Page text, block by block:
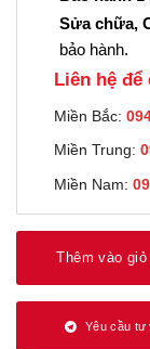
Sửa chữa,
bảo hành.
Liên hệ để
Miền Bắc:
Miền Trung:
Miền Nam:
Thêm vào giỏ
Yêu cầu tư